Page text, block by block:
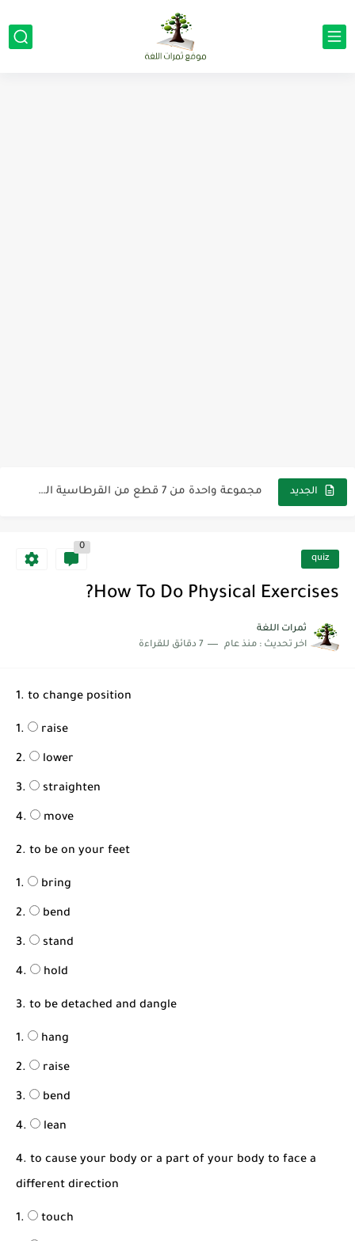
الجديد مجموعة واحدة من 7 قطع من القرطاسية الجميلة
أفضل أكواد خصم تفيدك عند التسوق Discount Codes That Help... quiz
0
How To Do Physical Exercises?
ثمرات اللغة
اخر تحديث : منذ عام 7 دقائق للقراءة
1. to change position
raise
lower
straighten
move
2. to be on your feet
bring
bend
stand
hold
3. to be detached and dangle
hang
raise
bend
lean
4. to cause your body or a part of your body to face a
different direction
touch